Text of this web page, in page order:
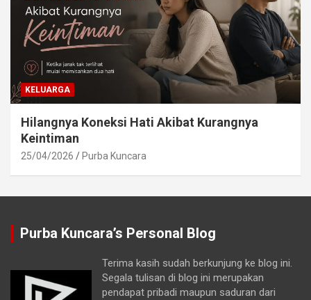
KELUARGA
Hilangnya Koneksi Hati Akibat Kurangnya
Keintiman
25/04/2026 Purba Kuncara
Purba Kuncara’s Personal Blog
Terima kasih sudah berkunjung ke blog ini.
Segala tulisan di blog ini merupakan
pendapat pribadi maupun saduran dari